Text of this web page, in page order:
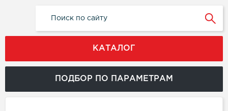
КАТАЛОГ
ПОДБОР ПО ПАРАМЕТРАМ